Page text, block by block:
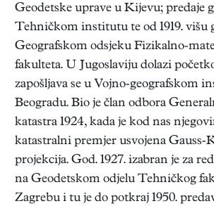
Geodetske uprave u Kijevu; predaje
Tehničkom institutu te od 1919. višu
Geografskom odsjeku Fizikalno-
fakulteta. U Jugoslaviju dolazi
zapošljava se u Vojno-geografskom
Beogradu. Bio je član odbora
katastra 1924, kada je kod nas
katastralni premjer usvojena Gauss-
projekcija. God. 1927. izabran je za
na Geodetskom odjelu Tehničkog
Zagrebu i tu je do potkraj 1950.